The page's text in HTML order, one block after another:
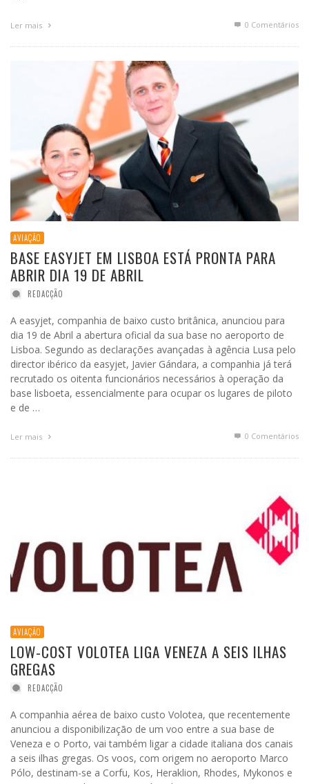
Ler mais 0 Comentários
AVIAÇÃO
BASE EASYJET EM LISBOA ESTÁ PRONTA PARA
ABRIR DIA 19 DE ABRIL
REDACÇÃO
A easyjet, companhia de baixo custo britânica, anunciou para
dia 19 de Abril a abertura oficial da sua base no aeroporto de
Lisboa. Segundo as declarações avançadas à agência Lusa pelo
director ibérico da easyjet, Javier Gándara, a companhia já terá
recrutado os oitenta funcionários necessários à operação da
base lisboeta, essencialmente para ocupar os lugares de piloto
e de …
Ler mais 0 Comentários
AVIAÇÃO
LOW-COST VOLOTEA LIGA VENEZA A SEIS ILHAS
GREGAS
REDACÇÃO
A companhia aérea de baixo custo Volotea, que recentemente
anunciou a disponibilização de um voo entre a sua base de
Veneza e o Porto, vai também ligar a cidade italiana dos canais
a seis ilhas gregas. Os voos, com origem no aeroporto Marco
Pólo, destinam-se a Corfu, Kos, Heraklion, Rhodes, Mykonos e